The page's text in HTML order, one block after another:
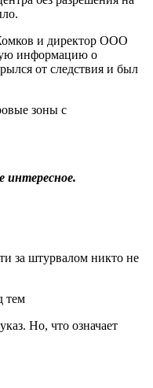
и директор ООО
информацию о
от следствия и был
зоны с
интересное.
за штурвалом никто не
тем
Но, что означает